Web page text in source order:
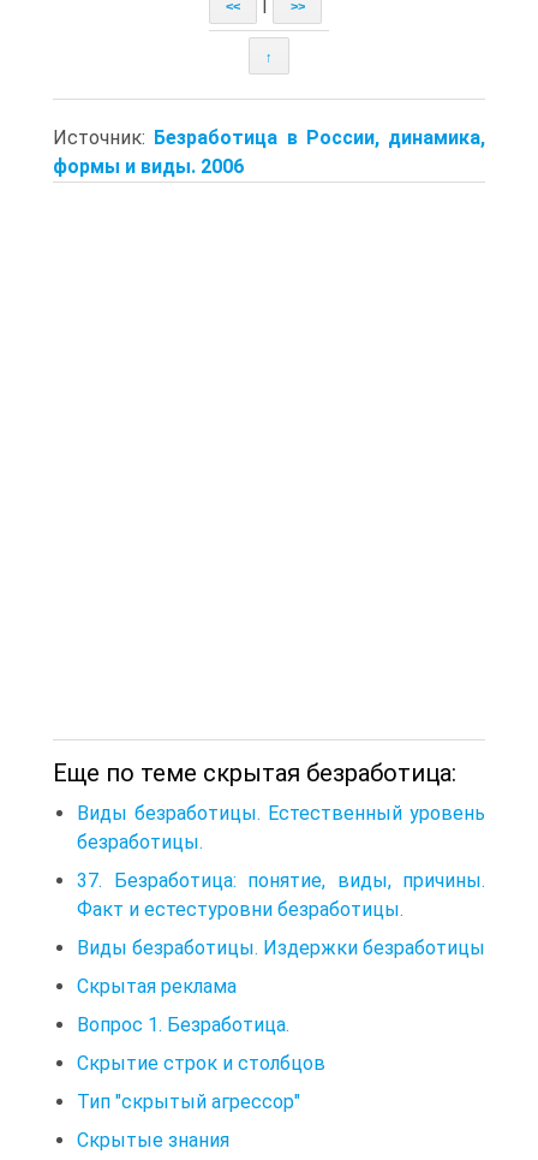
<< >>
↑
Источник: Безработица в России, динамика,
формы и виды. 2006
Еще по теме скрытая безработица:
Виды безработицы. Естественный уровень
безработицы.
37. Безработица: понятие, виды, причины.
Факт и естестуровни безработицы.
Виды безработицы. Издержки безработицы
Скрытая реклама
Вопрос 1. Безработица.
Скрытие строк и столбцов
Тип "скрытый агрессор"
Скрытые знания